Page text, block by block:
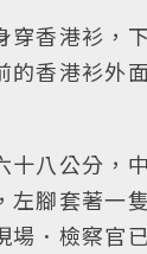
穿香港衫，
的香港衫外
十八公分，
左腳套著一
場．檢察官